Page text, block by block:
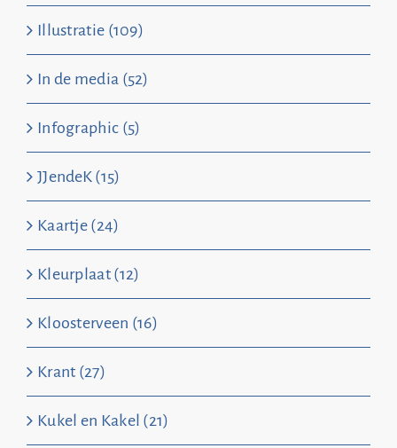
Illustratie (109)
In de media (52)
Infographic (5)
JJendeK (15)
Kaartje (24)
Kleurplaat (12)
Kloosterveen (16)
Krant (27)
Kukel en Kakel (21)